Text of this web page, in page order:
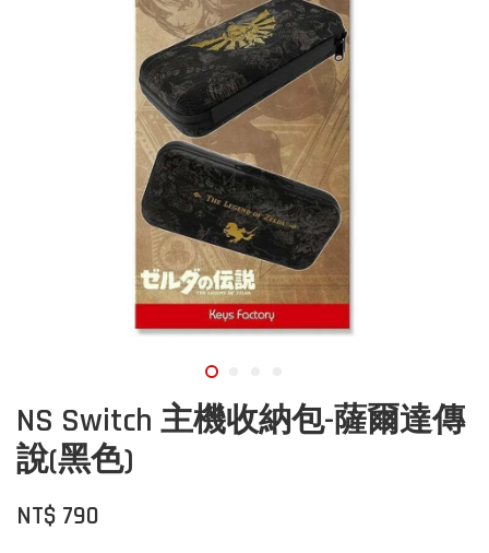
NS Switch 主機收納包-薩爾達傳
說(黑色)
NT$ 790